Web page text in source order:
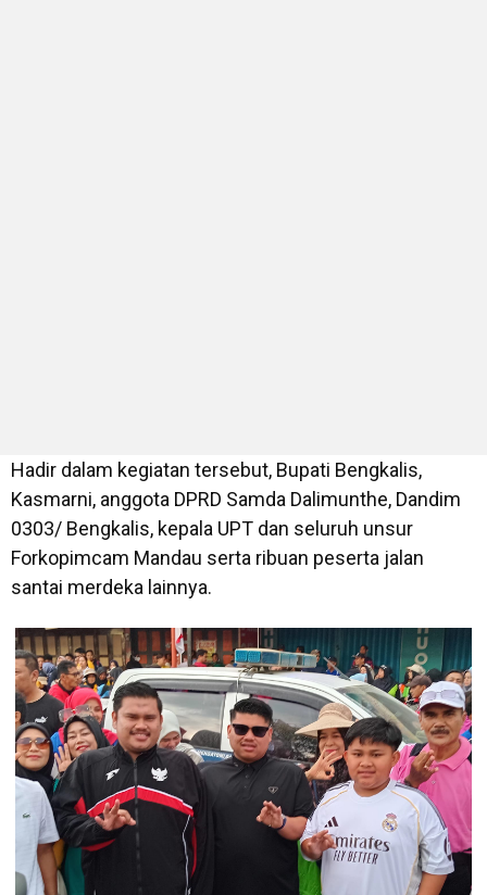
Hadir dalam kegiatan tersebut, Bupati Bengkalis,
Kasmarni, anggota DPRD Samda Dalimunthe, Dandim
0303/ Bengkalis, kepala UPT dan seluruh unsur
Forkopimcam Mandau serta ribuan peserta jalan
santai merdeka lainnya.